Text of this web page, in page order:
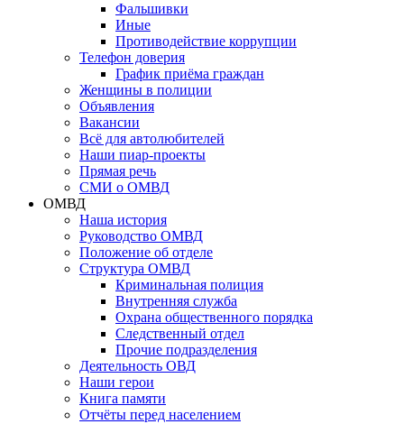
Фальшивки
Иные
Противодействие коррупции
Телефон доверия
График приёма граждан
Женщины в полиции
Объявления
Вакансии
Всё для автолюбителей
Наши пиар-проекты
Прямая речь
СМИ о ОМВД
ОМВД
Наша история
Руководство ОМВД
Положение об отделе
Структура ОМВД
Криминальная полиция
Внутренняя служба
Охрана общественного порядка
Следственный отдел
Прочие подразделения
Деятельность ОВД
Наши герои
Книга памяти
Отчёты перед населением